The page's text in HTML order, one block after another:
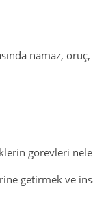
namaz,
görevleri
getirmek ve